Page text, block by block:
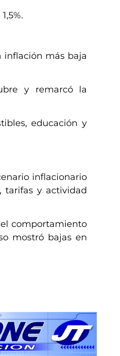
inflación más baja
y remarcó la
educación y
inflacionario
tarifas y actividad
comportamiento
mostró bajas en